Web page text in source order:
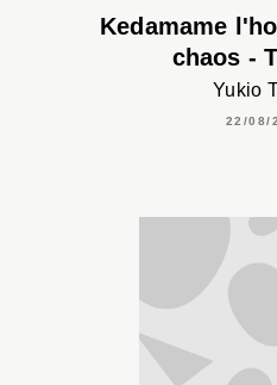
Kedamame
chaos -
Yukio
22/08/